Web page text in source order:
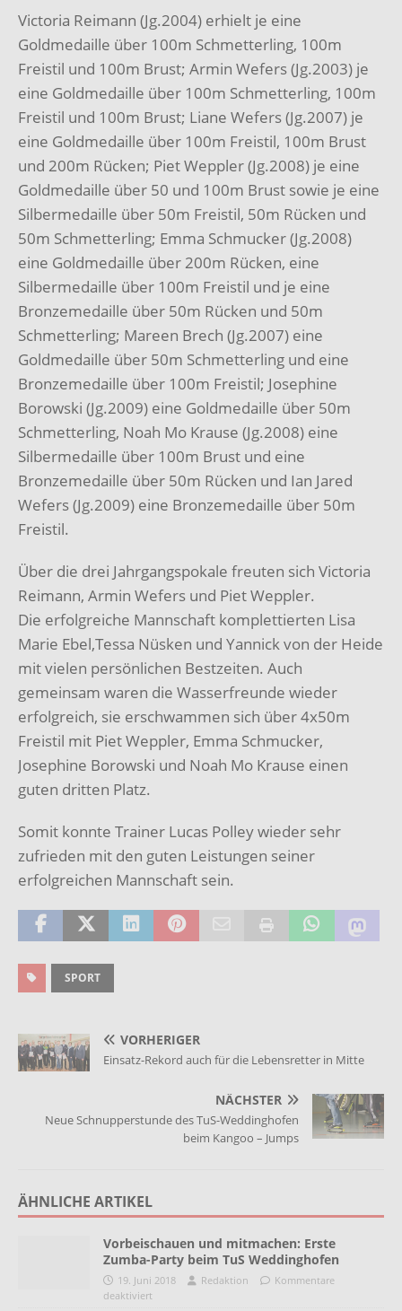
Victoria Reimann (Jg.2004) erhielt je eine
Goldmedaille über 100m Schmetterling, 100m
Freistil und 100m Brust; Armin Wefers (Jg.2003) je
eine Goldmedaille über 100m Schmetterling, 100m
Freistil und 100m Brust; Liane Wefers (Jg.2007) je
eine Goldmedaille über 100m Freistil, 100m Brust
und 200m Rücken; Piet Weppler (Jg.2008) je eine
Goldmedaille über 50 und 100m Brust sowie je eine
Silbermedaille über 50m Freistil, 50m Rücken und
50m Schmetterling; Emma Schmucker (Jg.2008)
eine Goldmedaille über 200m Rücken, eine
Silbermedaille über 100m Freistil und je eine
Bronzemedaille über 50m Rücken und 50m
Schmetterling; Mareen Brech (Jg.2007) eine
Goldmedaille über 50m Schmetterling und eine
Bronzemedaille über 100m Freistil; Josephine
Borowski (Jg.2009) eine Goldmedaille über 50m
Schmetterling, Noah Mo Krause (Jg.2008) eine
Silbermedaille über 100m Brust und eine
Bronzemedaille über 50m Rücken und Ian Jared
Wefers (Jg.2009) eine Bronzemedaille über 50m
Freistil.
Über die drei Jahrgangspokale freuten sich Victoria
Reimann, Armin Wefers und Piet Weppler.
Die erfolgreiche Mannschaft komplettierten Lisa
Marie Ebel,Tessa Nüsken und Yannick von der Heide
mit vielen persönlichen Bestzeiten. Auch
gemeinsam waren die Wasserfreunde wieder
erfolgreich, sie erschwammen sich über 4x50m
Freistil mit Piet Weppler, Emma Schmucker,
Josephine Borowski und Noah Mo Krause einen
guten dritten Platz.
Somit konnte Trainer Lucas Polley wieder sehr
zufrieden mit den guten Leistungen seiner
erfolgreichen Mannschaft sein.
SPORT
VORHERIGER
Einsatz-Rekord auch für die Lebensretter in Mitte
NÄCHSTER
Neue Schnupperstunde des TuS-Weddinghofen
beim Kangoo – Jumps
ÄHNLICHE ARTIKEL
Vorbeischauen und mitmachen: Erste
Zumba-Party beim TuS Weddinghofen
19. Juni 2018 Redaktion
Kommentare
deaktiviert